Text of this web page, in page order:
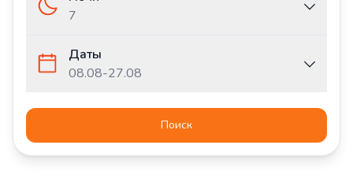
7
Даты
08.08-27.08
Поиск